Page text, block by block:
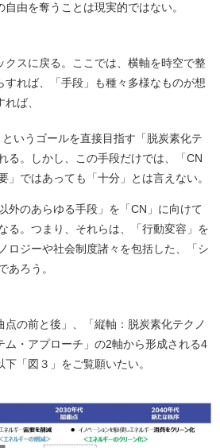
由を奪うことは現実的ではない。
スに戻る。ここでは、横軸を時空で整
すれば、「手段」も種々多様なものが想
ば、
いうゴールを直接目指す「脱炭素化テ
る。しかし、この手段だけでは、「CN
」ではあっても「十分」とは言えない。
外のあらゆる手段」を「CN」に向けて
る。つまり、それらは、「行動変容」を
ロジーや社会制度諸々を包括した、「シ
あろう。
の前と後」、「縦軸：脱炭素化テクノ
ム・アプローチ」の2軸から形成される4
「図３」をご覧願いたい。